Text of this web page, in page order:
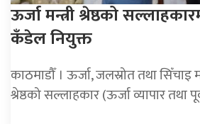
ऊर्जा मन्त्री श्रेष्ठको
कँडेल नियुक्त
काठमाडौँ । ऊर्जा, जलस्रोत तथा सिँचाइ
श्रेष्ठको सल्लाहकार (ऊर्जा व्यापार तथा